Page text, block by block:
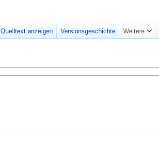
Quelltext anzeigen Versionsgeschichte Weitere